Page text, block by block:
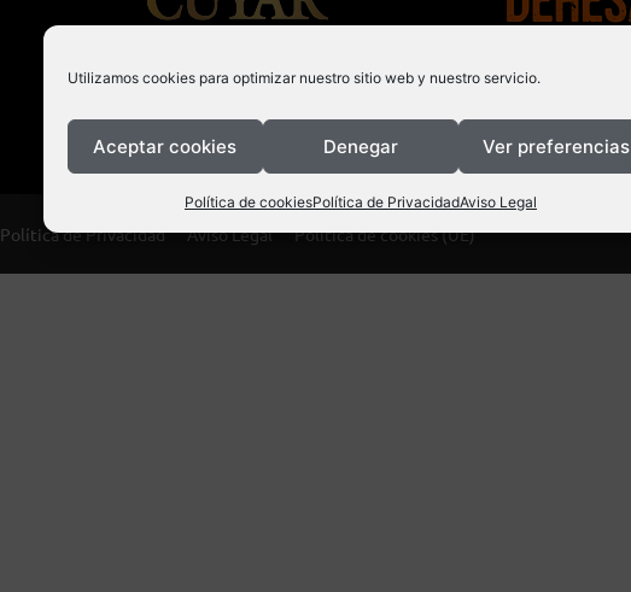
Utilizamos cookies para optimizar nuestro sitio web y nuestro servicio.
Aceptar cookies Denegar Ver preferencias
Política de cookiesPolítica de PrivacidadAviso Legal
Política de Privacidad Aviso Legal Política de cookies (UE)